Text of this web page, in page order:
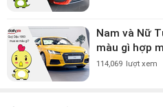
Nam và Nữ
màu gì hợp
114,069 lượt xem